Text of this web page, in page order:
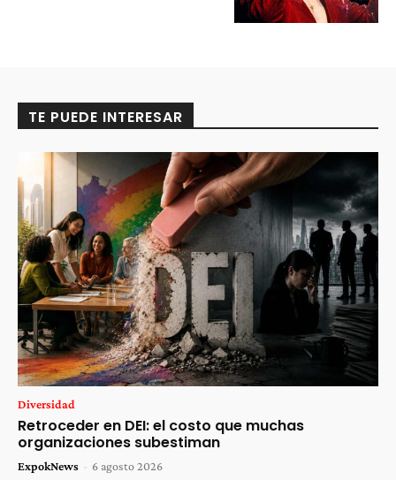
TE PUEDE INTERESAR
Diversidad
Retroceder en DEI: el costo que muchas
organizaciones subestiman
ExpokNews - 6 agosto 2026